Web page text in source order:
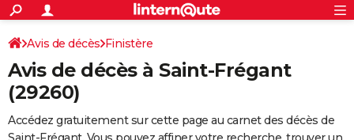
ACTUALITÉS
Politique
Société
Faits Divers
Education
Monde
Villes
+
SPORT
Coupe du monde 2026
Football
Tennis
Cyclisme
Rugby
Forum
FINANCE
Avis de décès Finistère
Avis de décès à Saint-Frégant
(29260)
Accédez gratuitement sur cette page au carnet des décès de